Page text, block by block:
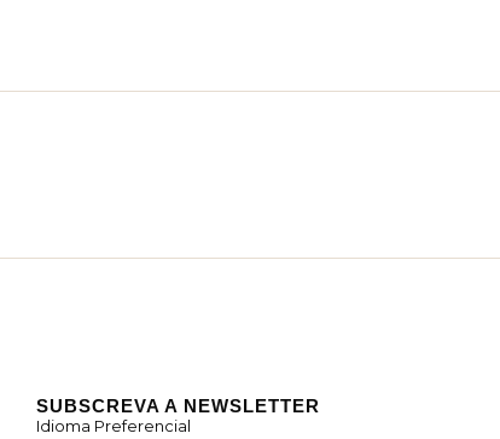
SUBSCREVA A NEWSLETTER
Idioma Preferencial